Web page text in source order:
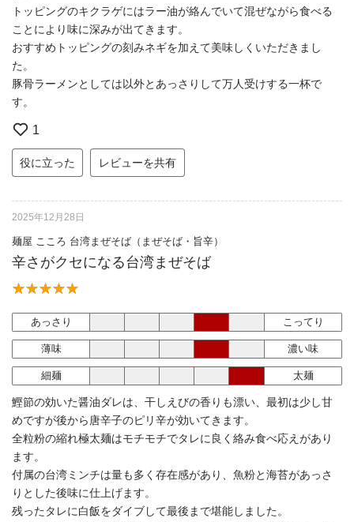
トッピングのキクラゲにはラー油が絡んでいて混ぜながら食べる
ことにより味に深みが出てきます。
おすすめトッピングの刻みネギを加えて美味しくいただきまし
た。
豚骨ラーメンとしては以外とあっさりして万人受けする一杯で
す。
1
役に立った レビューを共有
2025年12月28日
麺屋 こころ 台湾まぜそば（まぜそば・旨辛）
辛さがクセになる台湾まぜそば
あっさり こってり
薄味 濃い味
細麺 太麺
鰹節の効いた醤油ダレは、干しえびの香りも漂い、最初は少し甘
めですが後から唐辛子のピリ辛が効いてきます。
全粒粉の縮れ極太麺はモチモチでタレに良く絡み食べ応えがあり
ます。
付属の台湾ミンチは量も多く存在感があり、魚粉と海苔があっさ
りとした後味に仕上げます。
残ったタレに白飯をダイブして最後まで堪能しました。